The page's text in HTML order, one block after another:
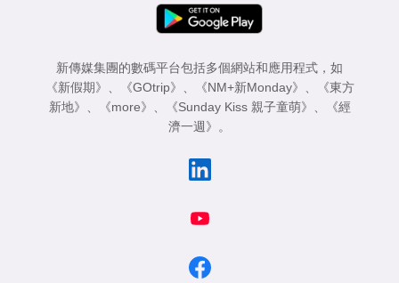
新傳媒集團的數碼平台包括多個網站和應用程式，如
《新假期》
《GOtrip》 《NM+新Monday》
《東方
新地》
《more》 《Sunday Kiss 親子童萌》
《經
濟一週》
。